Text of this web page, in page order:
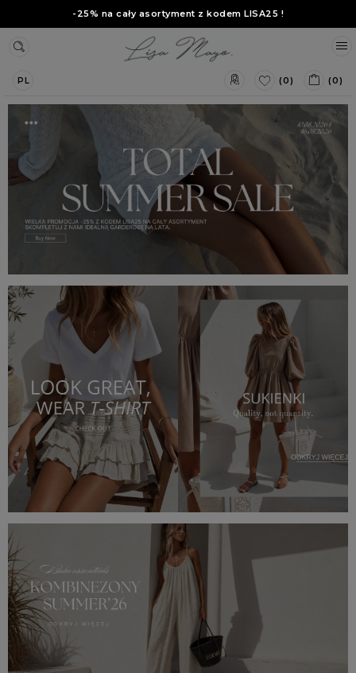
-25% na cały asortyment z kodem LISA25 !
PL (0) (0)